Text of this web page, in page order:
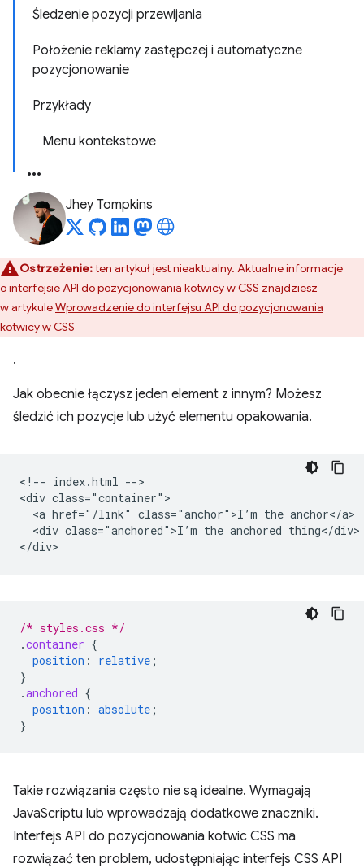
Śledzenie pozycji przewijania
Położenie reklamy zastępczej i automatyczne
pozycjonowanie
Przykłady
Menu kontekstowe
Jhey Tompkins
Ostrzeżenie:ten artykuł jest nieaktualny. Aktualne informacje
o interfejsie API do pozycjonowania kotwicy w CSS znajdziesz
w artykuleWprowadzenie do interfejsu API do pozycjonowania
kotwicy w CSS
.
Jak obecnie łączysz jeden element z innym? Możesz
śledzić ich pozycje lub użyć elementu opakowania.
<!-- index.html -->
<div class="container">
  <a href="/link" class="anchor">I’m the anchor</a>
  <div class="anchored">I’m the anchored thing</div>
/* styles.css */
.container {
position : relative ;
}
.anchored {
position : absolute ;
}
Takie rozwiązania często nie są idealne. Wymagają
JavaScriptu lub wprowadzają dodatkowe znaczniki.
Interfejs API do pozycjonowania kotwic CSS ma
rozwiązać ten problem, udostępniając interfejs CSS API